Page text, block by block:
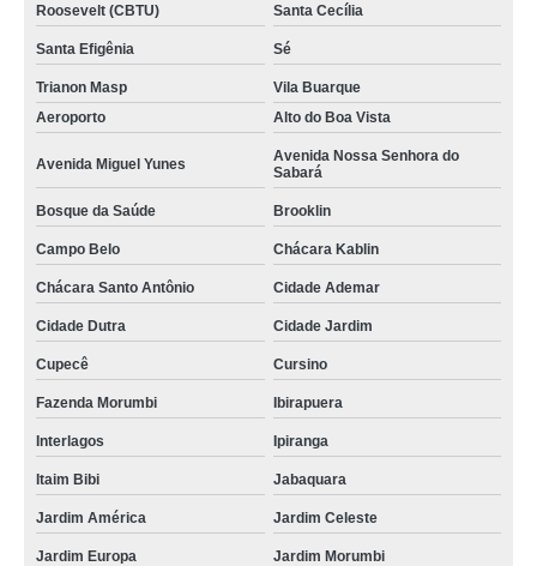
Roosevelt (CBTU) Santa Cecília
Santa Efigênia Sé
Trianon Masp
Vila Buarque
Aeroporto
Alto do Boa Vista
Avenida Miguel Yunes
Avenida Nossa Senhora do
Sabará
Bosque da Saúde Brooklin
Campo Belo Chácara Kablin
Chácara Santo Antônio Cidade Ademar
Cidade Dutra Cidade Jardim
Cupecê Cursino
Fazenda Morumbi Ibirapuera
Interlagos Ipiranga
Itaim Bibi Jabaquara
Jardim América Jardim Celeste
Jardim Europa Jardim Morumbi